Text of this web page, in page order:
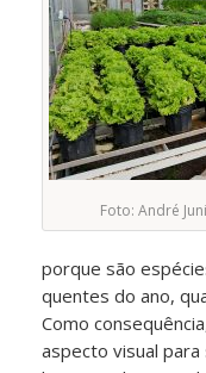
Foto: André
porque são
quentes do ano,
Como
aspecto visual